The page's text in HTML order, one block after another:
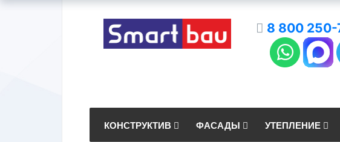
8 800
КОНСТРУКТИВ ФАСАДЫ УТЕПЛЕНИЕ